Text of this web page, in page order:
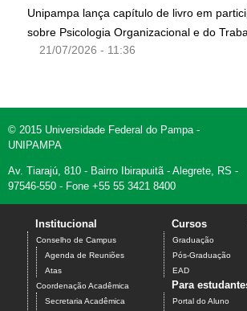
Unipampa lança capítulo de livro em
sobre Psicologia Organizacional e do
21/07/2026 - 11:36
© 2015 Universidade Federal do Pampa -
UNIPAMPA
Av. Tiarajú, 810 - Bairro Ibirapuitã - Alegrete, RS -
97546-550 - Fone +55 55 3421 8400
Institucional
Conselho de Campus
Agenda de Reuniões
Atas
Coordenação Acadêmica
Secretaria Acadêmica
Cursos
Graduação
Pós-Graduação
EAD
Para
Portal do Aluno